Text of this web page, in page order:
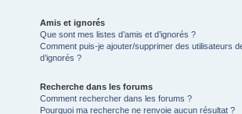
Amis et ignorés
Que sont mes listes d’amis et d’ignorés ?
Comment puis-je ajouter/supprimer des utilisateurs
d’ignorés ?
Recherche dans les forums
Comment rechercher dans les forums ?
Pourquoi ma recherche ne renvoie aucun résultat ?